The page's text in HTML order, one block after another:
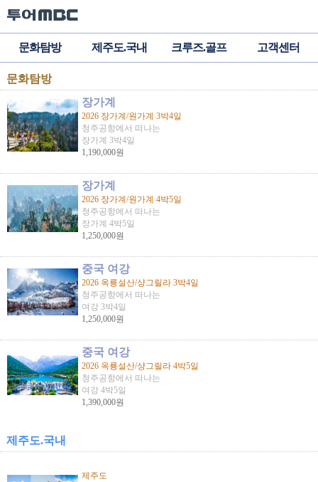
문화탐방 제주도.국내 크루즈.골프 고객센터
문화탐방
장가계
2026 장가계/원가계 3박4일
청주공항에서 떠나는
장가계 3박4일
1,190,000원
장가계
2026 장가계/원가계 4박5일
청주공항에서 떠나는
장가계 4박5일
1,250,000원
중국 여강
2026 옥룡설산/샹그릴라 3박4일
청주공항에서 떠나는
여강 3박4일
1,250,000원
중국 여강
2026 옥룡설산/샹그릴라 4박5일
청주공항에서 떠나는
여강 4박5일
1,390,000원
제주도.국내
제주도